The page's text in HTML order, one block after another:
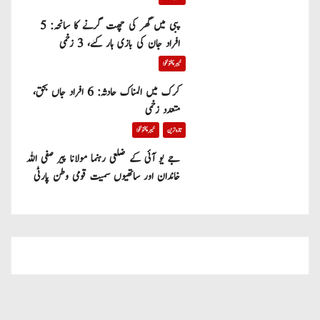
پبی میں گھر کی چھت گرنے کا سانحہ: 5
افراد جان کی بازی ہار گئے، 3 زخمی
خیبر پختونخوا
کرک میں المناک حادثہ: 6 افراد جاں بحق،
متعدد زخمی
تازہ ترین خیبر پختونخوا
جے یو آئی کے ضلعی رہنما مولانا پیر صفی اللہ
خاندان اور ساتھیوں سمیت قومی وطن پارٹی